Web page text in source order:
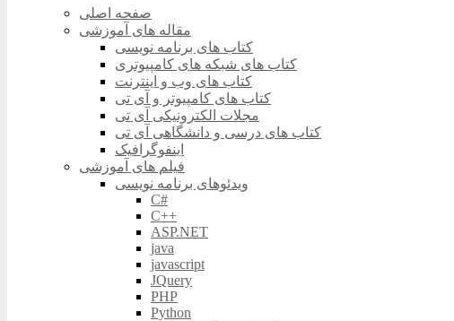
صفحه اصلی
مقاله های آموزشی
کتاب های برنامه نویسی
کتاب های شبکه های کامپیوتری
کتاب های وب و اینترنت
کتاب های کامپیوتر و آی تی
مجلات الکترونیکی آی تی
کتاب های درسی و دانشگاهی آی تی
اینفوگرافیک
فیلم های آموزشی
ویدئوهای برنامه نویسی
C#
C++
ASP.NET
java
javascript
JQuery
PHP
Python